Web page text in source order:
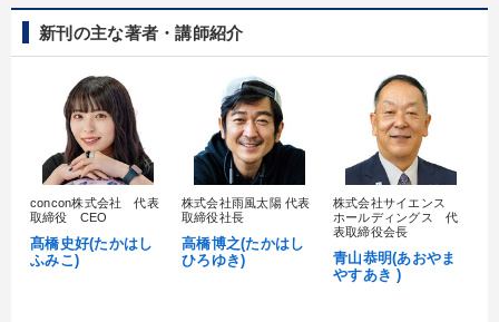
新刊の主な著者・講師紹介
concon株式会社 代表
取締役 CEO
髙橋史好(たかはし
ふみこ)
株式会社雨風太陽 代表
取締役社長
高橋博之(たかはし
ひろゆき)
株式会社サイエンス
ホールディングス 代
表取締役会長
青山恭明(あおやま
やすあき )